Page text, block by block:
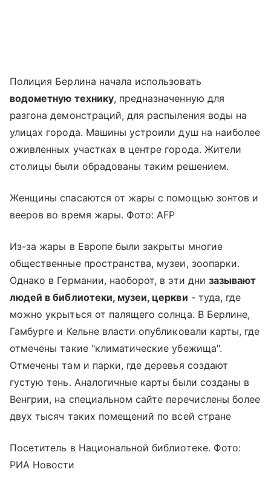
Полиция Берлина начала использовать
водометную технику, предназначенную для
разгона демонстраций, для распыления воды на
улицах города. Машины устроили душ на наиболее
оживленных участках в центре города. Жители
столицы были обрадованы таким решением.
Женщины спасаются от жары с помощью зонтов и
вееров во время жары. Фото: AFP
Из-за жары в Европе были закрыты многие
общественные пространства, музеи, зоопарки.
Однако в Германии, наоборот, в эти дни зазывают
людей в библиотеки, музеи, церкви - туда, где
можно укрыться от палящего солнца. В Берлине,
Гамбурге и Кельне власти опубликовали карты, где
отмечены такие "климатические убежища".
Отмечены там и парки, где деревья создают
густую тень. Аналогичные карты были созданы в
Венгрии, на специальном сайте перечислены более
двух тысяч таких помещений по всей стране
Посетитель в Национальной библиотеке. Фото:
РИА Новости